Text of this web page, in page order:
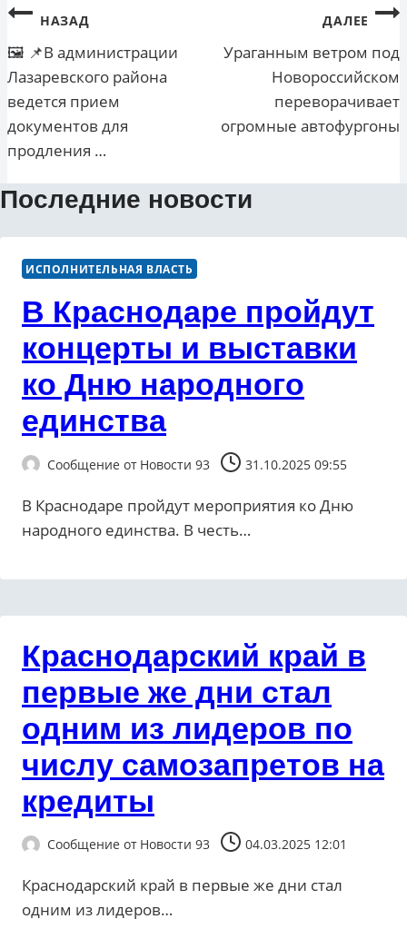
Навигация
по
записям
НАЗАД
🖼 📌В администрации
Лазаревского района
ведется прием
документов для
продления …
ДАЛЕЕ
Ураганным ветром под
Новороссийском
переворачивает
огромные автофургоны
Последние новости
ИСПОЛНИТЕЛЬНАЯ ВЛАСТЬ
В Краснодаре пройдут
концерты и выставки
ко Дню народного
единства
Сообщение от Новости 93 31.10.2025 09:55
В Краснодаре пройдут мероприятия ко Дню
народного единства. В честь…
Краснодарский край в
первые же дни стал
одним из лидеров по
числу самозапретов на
кредиты
Сообщение от Новости 93 04.03.2025 12:01
Краснодарский край в первые же дни стал
одним из лидеров…